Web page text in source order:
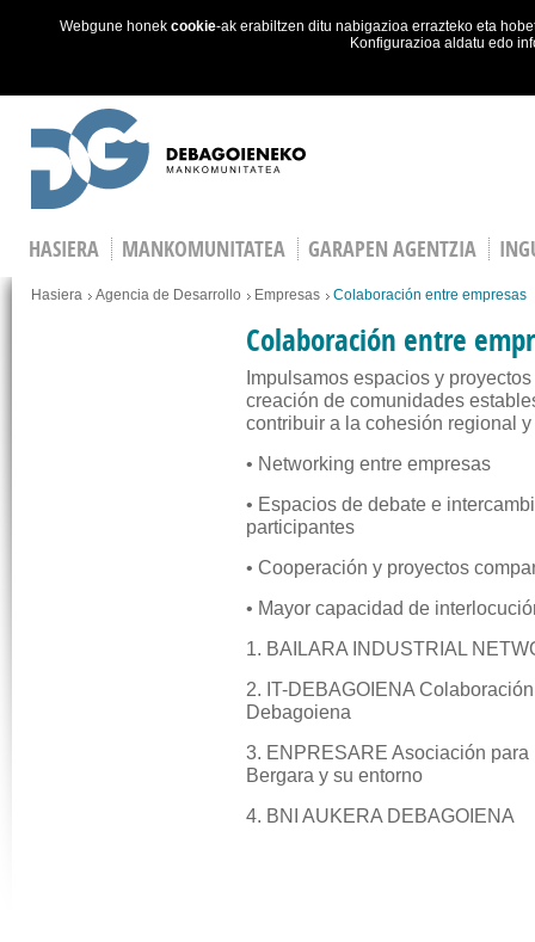
Webgune honek cookie-ak erabiltzen ditu nabigazioa errazteko eta
Konfigurazioa aldatu edo
HASIERA MANKOMUNITATEA GARAPEN AGENTZIA
Hemen zaude
Hasiera Agencia de Desarrollo Empresas Colaboración entre empresas
Colaboración entre
Impulsamos espacios y
creación de comunidades
contribuir a la cohesión regional
• Networking entre empresas
• Espacios de debate e
participantes
• Cooperación y proyectos
• Mayor capacidad de
1. BAILARA INDUSTRIAL
2. IT-DEBAGOIENA
Debagoiena
3. ENPRESARE Asociación
Bergara y su entorno
4. BNI AUKERA DEBAGOIENA